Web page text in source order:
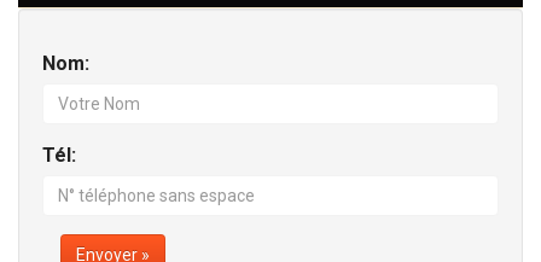
Nom:
Tél:
Envoyer »